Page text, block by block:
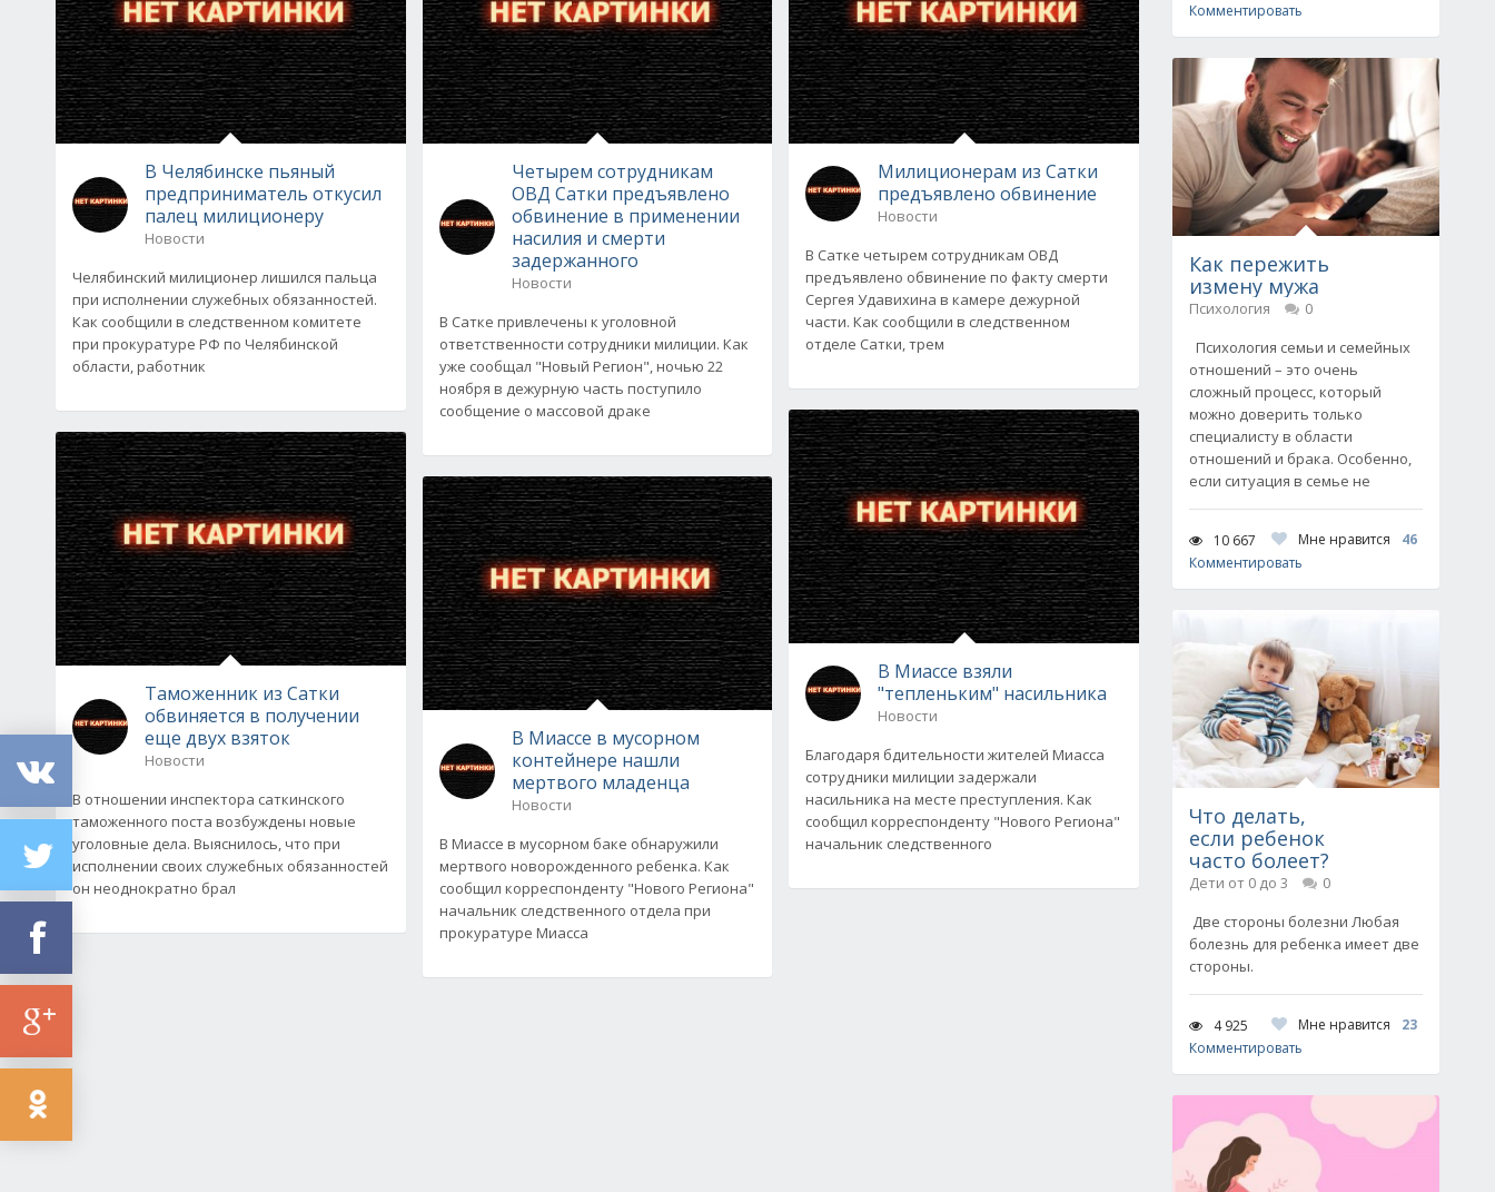
В Челябинске пьяный
предприниматель откусил
палец милиционеру
Новости
Челябинский милиционер лишился пальца
при исполнении служебных обязанностей.
Как сообщили в следственном комитете
при прокуратуре РФ по Челябинской
области, работник
Таможенник из Сатки
обвиняется в получении
еще двух взяток
Новости
В отношении инспектора саткинского
таможенного поста возбуждены новые
уголовные дела. Выяснилось, что при
исполнении своих служебных обязанностей
он неоднократно брал
Четырем сотрудникам
ОВД Сатки предъявлено
обвинение в применении
насилия и смерти
задержанного
Новости
В Сатке привлечены к уголовной
ответственности сотрудники милиции. Как
уже сообщал "Новый Регион", ночью 22
ноября в дежурную часть поступило
сообщение о массовой драке
В Миассе в мусорном
контейнере нашли
мертвого младенца
Новости
В Миассе в мусорном баке обнаружили
мертвого новорожденного ребенка. Как
сообщил корреспонденту "Нового Региона"
начальник следственного отдела при
прокуратуре Миасса
Милиционерам из Сатки
предъявлено обвинение
Новости
В Сатке четырем сотрудникам ОВД
предъявлено обвинение по факту смерти
Сергея Удавихина в камере дежурной
части. Как сообщили в следственном
отделе Сатки, трем
В Миассе взяли
"тепленьким" насильника
Новости
Благодаря бдительности жителей Миасса
сотрудники милиции задержали
насильника на месте преступления. Как
сообщил корреспонденту "Нового Региона"
начальник следственного
Комментировать
Как пережить
измену мужа
Психология
0
Психология семьи и семейных
отношений – это очень
сложный процесс, который
можно доверить только
специалисту в области
отношений и брака. Особенно,
если ситуация в семье не
10 667 Мне нравится
46
Комментировать
Что делать,
если ребенок
часто болеет?
Дети от 0 до 3
0
Две стороны болезни Любая
болезнь для ребенка имеет две
стороны.
4 925 Мне нравится
23
Комментировать